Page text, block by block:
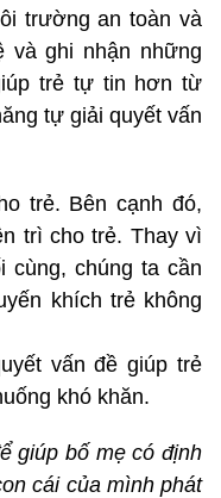
trường an toàn và
và ghi nhận những
trẻ tự tin hơn từ
tự giải quyết vấn
trẻ. Bên cạnh đó,
trì cho trẻ. Thay vì
cùng, chúng ta cần
khích trẻ không
vấn đề giúp trẻ
khó khăn.
giúp bố mẹ có định
cái của mình phát